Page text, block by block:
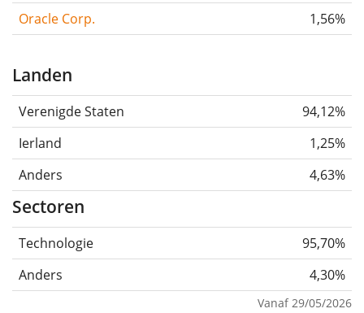
Oracle Corp.
1,56%
Landen
Verenigde Staten
94,12%
Ierland
1,25%
Anders
4,63%
Sectoren
Technologie
95,70%
Anders
4,30%
Vanaf 29/05/2026